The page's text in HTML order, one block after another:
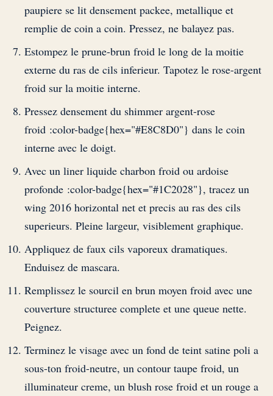
paupiere se lit densement packee, metallique et
remplie de coin a coin. Pressez, ne balayez pas.
Estompez le prune-brun froid le long de la moitie
externe du ras de cils inferieur. Tapotez le rose-argent
froid sur la moitie interne.
Pressez densement du shimmer argent-rose
froid :color-badge{hex="#E8C8D0"} dans le coin
interne avec le doigt.
Avec un liner liquide charbon froid ou ardoise
profonde :color-badge{hex="#1C2028"}, tracez un
wing 2016 horizontal net et precis au ras des cils
superieurs. Pleine largeur, visiblement graphique.
Appliquez de faux cils vaporeux dramatiques.
Enduisez de mascara.
Remplissez le sourcil en brun moyen froid avec une
couverture structuree complete et une queue nette.
Peignez.
Terminez le visage avec un fond de teint satine poli a
sous-ton froid-neutre, un contour taupe froid, un
illuminateur creme, un blush rose froid et un rouge a